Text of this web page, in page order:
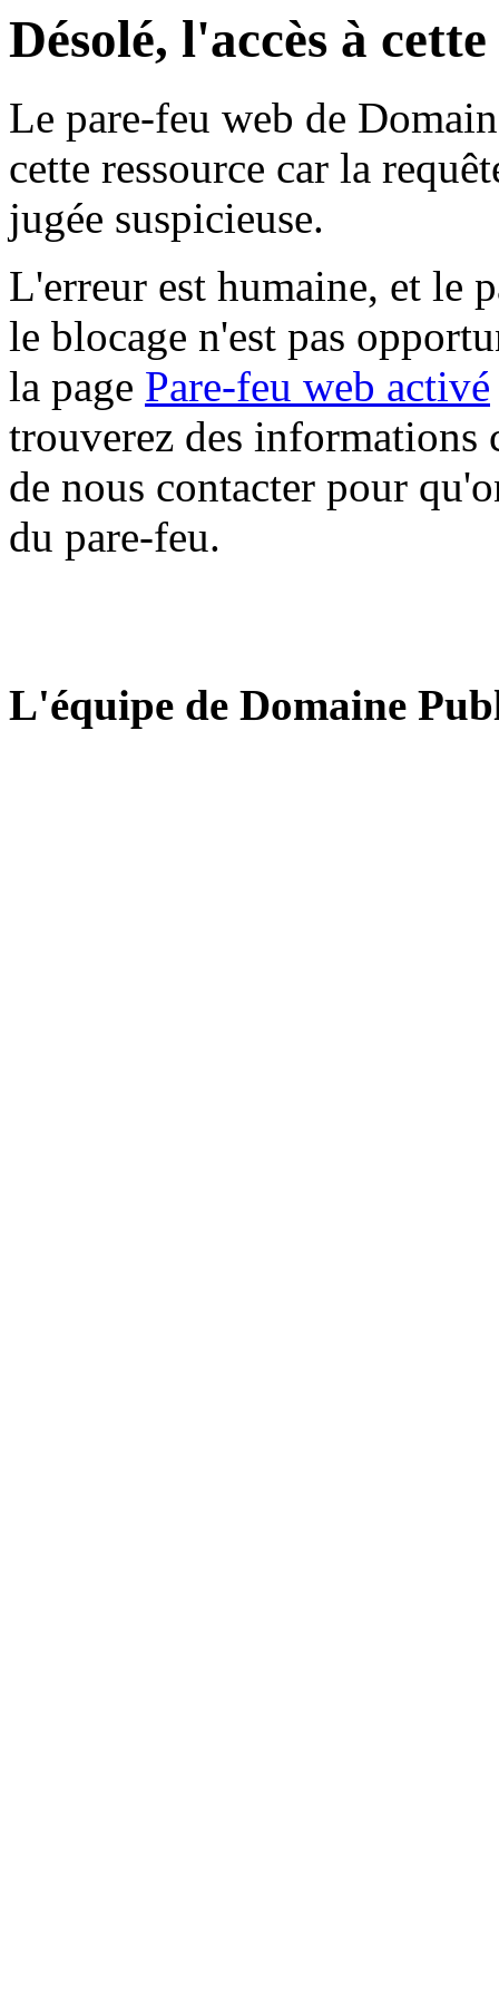
Désolé, l'accès à
Le pare-feu web de
cette ressource car la
jugée suspicieuse.
L'erreur est humaine, et le
le blocage n'est pas
la page Pare-feu web activé
trouverez des informations
de nous contacter pour
du pare-feu.
L'équipe de Domaine